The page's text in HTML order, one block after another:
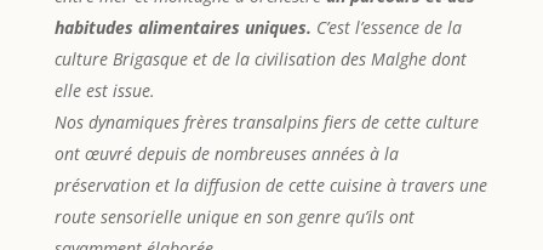
habitudes alimentaires uniques. C’est l’essence de la
culture Brigasque et de la civilisation des Malghe dont
elle est issue.
Nos dynamiques frères transalpins fiers de cette culture
ont œuvré depuis de nombreuses années à la
préservation et la diffusion de cette cuisine à travers une
route sensorielle unique en son genre qu’ils ont